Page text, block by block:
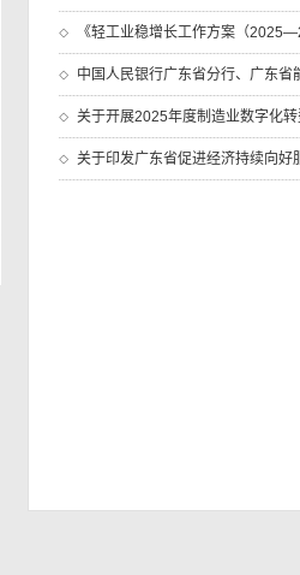
《轻工业稳增长工作方案（
中国人民银行广东省分行、广东省
关于开展2025年度制造业数字化
关于印发广东省促进经济持续向好